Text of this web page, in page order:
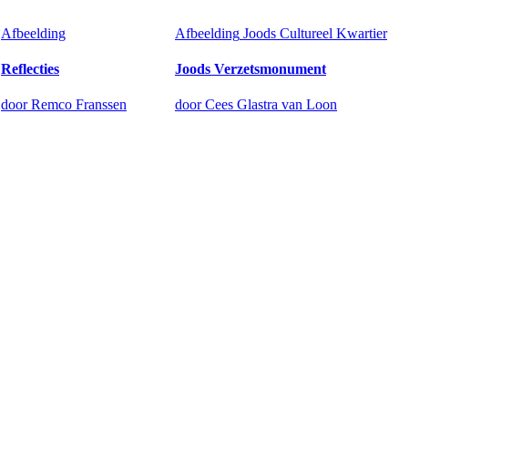
Afbeelding
Reflecties
door Remco Franssen
Afbeelding Joods Cultureel Kwartier
Joods Verzetsmonument
door Cees Glastra van Loon